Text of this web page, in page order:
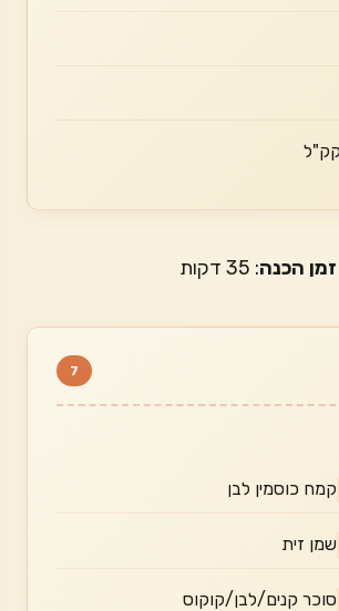
זמן הכנה: 35 דקות
7
קמח כוסמין לבן
שמן זית
סוכר קנים/לבן/קוקוס